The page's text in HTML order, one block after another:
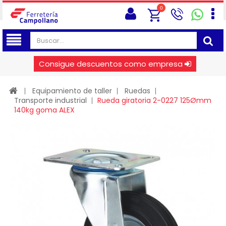
0
Consigue descuentos como empresa
Equipamiento de taller
Ruedas
Transporte industrial
Rueda giratoria 2-0227 125Ømm
140kg goma ALEX